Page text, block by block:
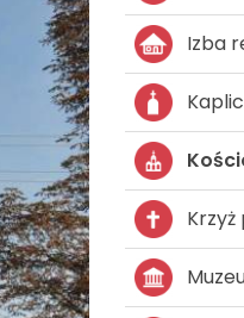
Izba